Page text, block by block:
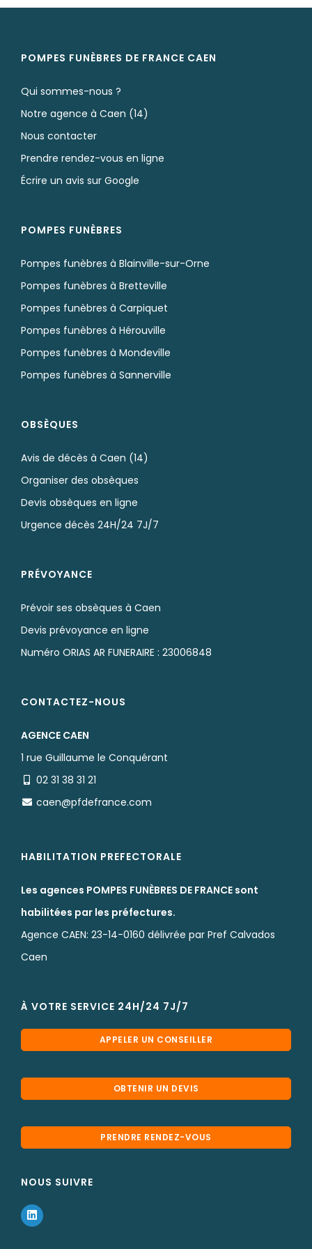
POMPES FUNÈBRES DE FRANCE CAEN
Qui sommes-nous ?
Notre agence à Caen (14)
Nous contacter
Prendre rendez-vous en ligne
Écrire un avis sur Google
POMPES FUNÈBRES
Pompes funèbres à Blainville-sur-Orne
Pompes funèbres à Bretteville
Pompes funèbres à Carpiquet
Pompes funèbres à Hérouville
Pompes funèbres à Mondeville
Pompes funèbres à Sannerville
OBSÈQUES
Avis de décès à Caen (14)
Organiser des obsèques
Devis obsèques en ligne
Urgence décès 24H/24 7J/7
PRÉVOYANCE
Prévoir ses obsèques à Caen
Devis prévoyance en ligne
Numéro ORIAS AR FUNERAIRE : 23006848
CONTACTEZ-NOUS
AGENCE CAEN
1 rue Guillaume le Conquérant
02 31 38 31 21
caen@pfdefrance.com
HABILITATION PREFECTORALE
Les agences POMPES FUNÈBRES DE FRANCE sont
habilitées par les préfectures.
Agence CAEN: 23-14-0160 délivrée par Pref Calvados
Caen
À VOTRE SERVICE 24H/24 7J/7
APPELER UN CONSEILLER
OBTENIR UN DEVIS
PRENDRE RENDEZ-VOUS
NOUS SUIVRE